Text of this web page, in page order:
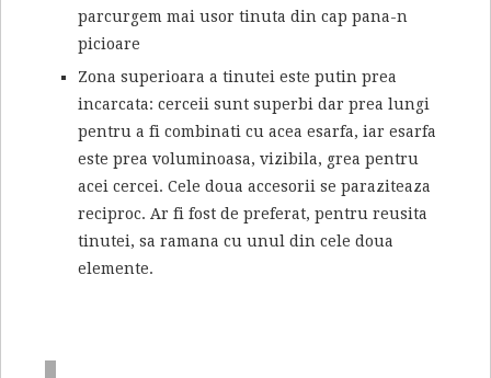
parcurgem mai usor tinuta din cap pana-n
picioare
Zona superioara a tinutei este putin prea
incarcata: cerceii sunt superbi dar prea lungi
pentru a fi combinati cu acea esarfa, iar esarfa
este prea voluminoasa, vizibila, grea pentru
acei cercei. Cele doua accesorii se paraziteaza
reciproc. Ar fi fost de preferat, pentru reusita
tinutei, sa ramana cu unul din cele doua
elemente.